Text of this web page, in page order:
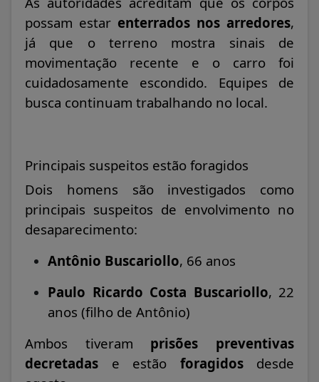
possam estar enterrados nos arredores,
já que o terreno mostra sinais de
movimentação recente e o carro foi
cuidadosamente escondido. Equipes de
busca continuam trabalhando no local.
Principais suspeitos estão foragidos
Dois homens são investigados como
principais suspeitos de envolvimento no
desaparecimento:
Antônio Buscariollo, 66 anos
Paulo Ricardo Costa Buscariollo, 22
anos (filho de Antônio)
Ambos tiveram prisões preventivas
decretadas e estão foragidosdesde